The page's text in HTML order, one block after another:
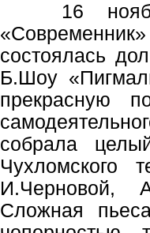
16
состоялась
Б.Шоу
прекрасную
собрала
Чухломского
И.Черновой,
Сложная